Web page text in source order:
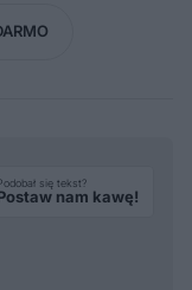
się tekst?
nam kawę!